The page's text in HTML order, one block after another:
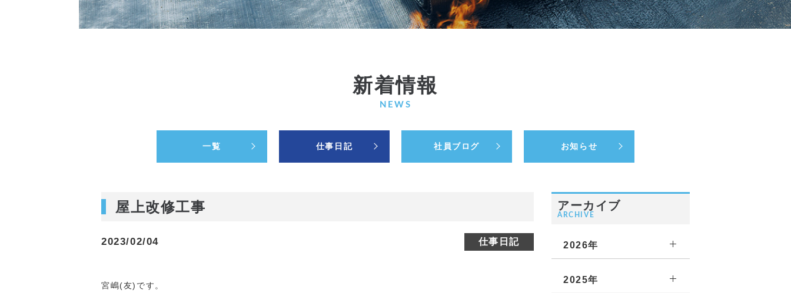
新着情報
NEWS
一覧 仕事日記 社員ブログ お知らせ
屋上改修工事
2023/02/04 仕事日記
宮嶋(友)です。
アーカイブ
ARCHIVE
2026年
2025年